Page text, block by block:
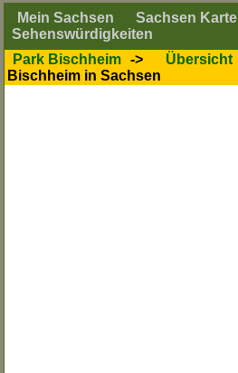
Mein Sachsen Sachsen Karte
Sehenswürdigkeiten
Park Bischheim -> Übersicht
Bischheim in Sachsen